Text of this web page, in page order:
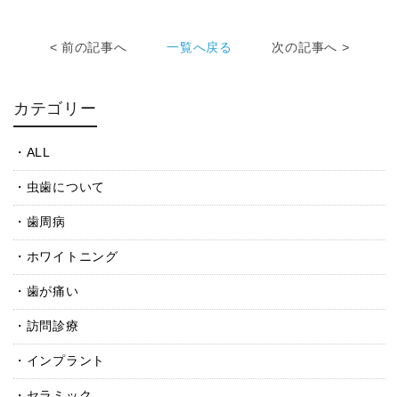
< 前の記事へ 一覧へ戻る 次の記事へ >
カテゴリー
ALL
虫歯について
歯周病
ホワイトニング
歯が痛い
訪問診療
インプラント